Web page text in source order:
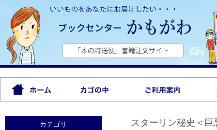
カテゴリ スターリン秘史＜